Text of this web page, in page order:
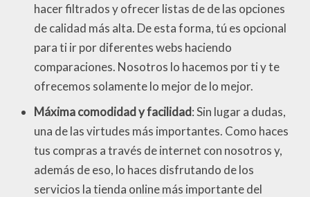
hacer filtrados y ofrecer listas de de las opciones
de calidad más alta. De esta forma, tú es opcional
para ti ir por diferentes webs haciendo
comparaciones. Nosotros lo hacemos por ti y te
ofrecemos solamente lo mejor de lo mejor.
Máxima comodidad y facilidad: Sin lugar a dudas,
una de las virtudes más importantes. Como haces
tus compras a través de internet con nosotros y,
además de eso, lo haces disfrutando de los
servicios la tienda online más importante del